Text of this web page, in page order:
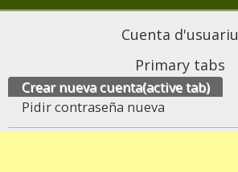
Cuenta d'usuariu
Primary tabs
Crear nueva cuenta(active tab)
Pidir contraseña nueva